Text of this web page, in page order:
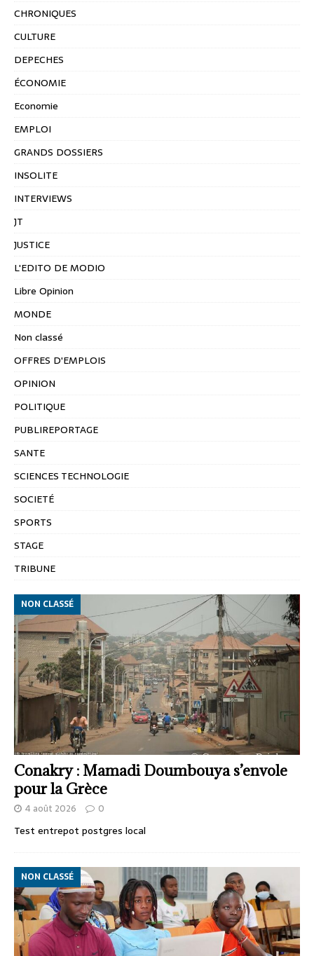
CHRONIQUES
CULTURE
DEPECHES
ÉCONOMIE
Economie
EMPLOI
GRANDS DOSSIERS
INSOLITE
INTERVIEWS
JT
JUSTICE
L'EDITO DE MODIO
Libre Opinion
MONDE
Non classé
OFFRES D'EMPLOIS
OPINION
POLITIQUE
PUBLIREPORTAGE
SANTE
SCIENCES TECHNOLOGIE
SOCIETÉ
SPORTS
STAGE
TRIBUNE
Conakry : Mamadi Doumbouya s’envole
pour la Grèce
NON CLASSÉ
4 août 2026 0
Test entrepot postgres local
NON CLASSÉ